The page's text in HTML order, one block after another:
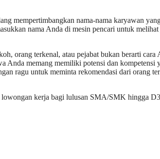
mempertimbangkan nama-nama karyawan
nama Anda di mesin pencari untuk
orang terkenal, atau pejabat bukan berarti cara
Anda memang memiliki potensi dan kompetensi
ragu untuk meminta rekomendasi dari orang
lowongan kerja bagi lulusan SMA/SMK hingga